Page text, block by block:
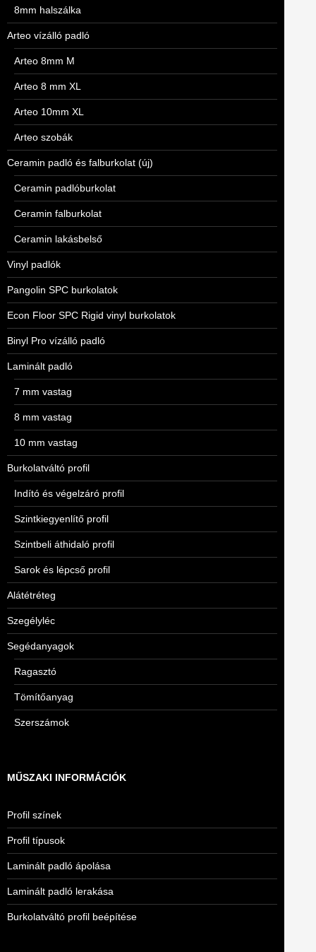
8mm halszálka
Arteo vízálló padló
Arteo 8mm M
Arteo 8 mm XL
Arteo 10mm XL
Arteo szobák
Ceramin padló és falburkolat (új)
Ceramin padlóburkolat
Ceramin falburkolat
Ceramin lakásbelső
Vinyl padlók
Pangolin SPC burkolatok
Econ Floor SPC Rigid vinyl burkolatok
Binyl Pro vízálló padló
Laminált padló
7 mm vastag
8 mm vastag
10 mm vastag
Burkolatváltó profil
Indító és végelzáró profil
Szintkiegyenlítő profil
Szintbeli áthidaló profil
Sarok és lépcső profil
Alátétréteg
Szegélyléc
Segédanyagok
Ragasztó
Tömítőanyag
Szerszámok
MŰSZAKI INFORMÁCIÓK
Profil színek
Profil típusok
Laminált padló ápolása
Laminált padló lerakása
Burkolatváltó profil beépítése